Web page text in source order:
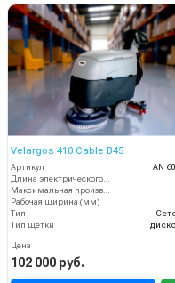
Velargos 410 Cable B45
Артикул
AN
Рабочая ширина (мм)
Тип
Тип щетки
Цена
102 000 руб.